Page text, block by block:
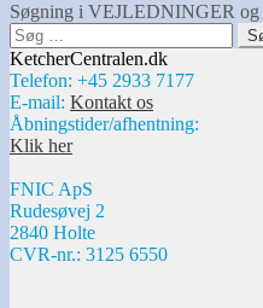
Søgning i VEJLEDNINGER og
Søg
efter:
KetcherCentralen.dk
Telefon: +45 2933 7177
E-mail: Kontakt os
Åbningstider/afhentning:
Klik her
FNIC ApS
Rudesøvej 2
2840 Holte
CVR-nr.: 3125 6550